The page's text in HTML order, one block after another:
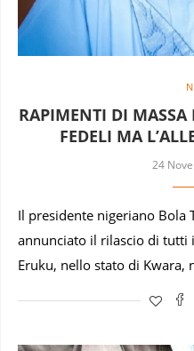
RAPIMENTI DI
FEDELI MA
24
Il presidente nigeriano Bola
annunciato il rilascio di tutti
Eruku, nello stato di Kwara,